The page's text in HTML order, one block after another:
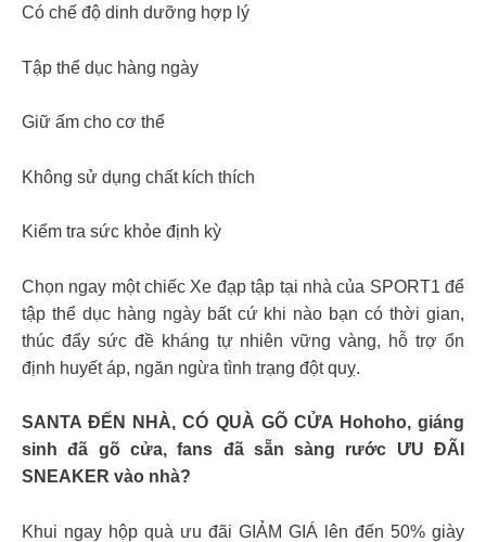
Có chế độ dinh dưỡng hợp lý
Tập thể dục hàng ngày
Giữ ấm cho cơ thể
Không sử dụng chất kích thích
Kiểm tra sức khỏe định kỳ
Chọn ngay một chiếc Xe đạp tập tại nhà của SPORT1 để
tập thể dục hàng ngày bất cứ khi nào bạn có thời gian,
thúc đẩy sức đề kháng tự nhiên vững vàng, hỗ trợ ổn
định huyết áp, ngăn ngừa tình trạng đột quỵ.
SANTA ĐẾN NHÀ, CÓ QUÀ GÕ CỬA Hohoho, giáng
sinh đã gõ cửa, fans đã sẵn sàng rước ƯU ĐÃI
SNEAKER vào nhà?
Khui ngay hộp quà ưu đãi GIẢM GIÁ lên đến 50% giày